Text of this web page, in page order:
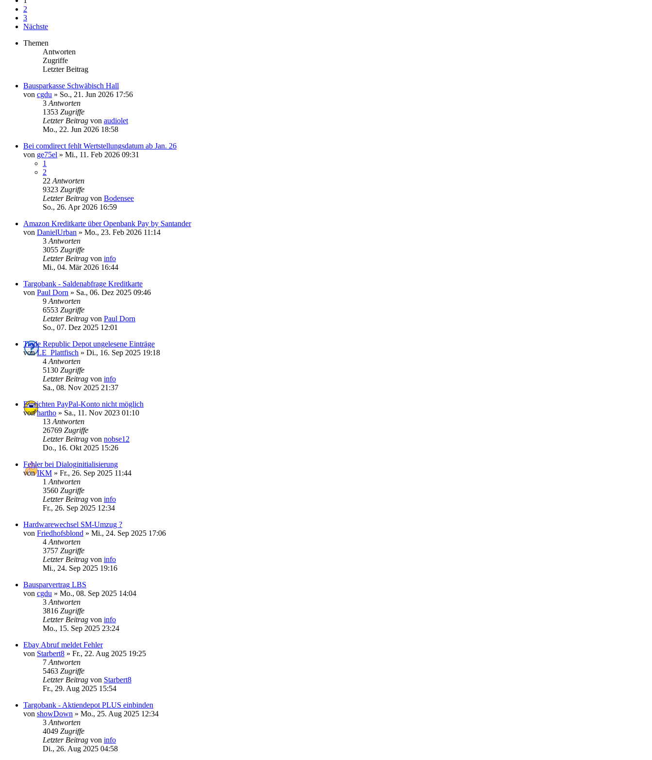
2
3
Nächste
Themen
Antworten
Zugriffe
Letzter Beitrag
Bausparkasse Schwäbisch Hall
von cgdu » So., 21. Jun 2026 17:56
3 Antworten
1353 Zugriffe
Letzter Beitrag von audiolet
Mo., 22. Jun 2026 18:58
Bei comdirect fehlt Wertstellungsdatum ab Jan. 26
von ge75el » Mi., 11. Feb 2026 09:31
1
2
22 Antworten
9323 Zugriffe
Letzter Beitrag von Bodensee
So., 26. Apr 2026 16:59
Amazon Kreditkarte über Openbank Pay by Santander
von DanielUrban » Mo., 23. Feb 2026 11:14
3 Antworten
3055 Zugriffe
Letzter Beitrag von info
Mi., 04. Mär 2026 16:44
Targobank - Saldenabfrage Kreditkarte
von Paul Dorn » Sa., 06. Dez 2025 09:46
9 Antworten
6553 Zugriffe
Letzter Beitrag von Paul Dorn
So., 07. Dez 2025 12:01
Trade Republic Depot ungelesene Einträge
vonLE_Plattfisch » Di., 16. Sep 2025 19:18
4 Antworten
5130 Zugriffe
Letzter Beitrag von info
Sa., 08. Nov 2025 21:37
Einrichten PayPal-Konto nicht möglich
vonhartho » Sa., 11. Nov 2023 01:10
13 Antworten
26769 Zugriffe
Letzter Beitrag von nobse12
Do., 16. Okt 2025 15:26
Fehler bei Dialoginitialisierung
vonIKM » Fr., 26. Sep 2025 11:44
1 Antworten
3560 Zugriffe
Letzter Beitrag von info
Fr., 26. Sep 2025 12:34
Hardwarewechsel SM-Umzug ?
von Friedhofsblond » Mi., 24. Sep 2025 17:06
4 Antworten
3757 Zugriffe
Letzter Beitrag von info
Mi., 24. Sep 2025 19:16
Bausparvertrag LBS
von cgdu » Mo., 08. Sep 2025 14:04
3 Antworten
3816 Zugriffe
Letzter Beitrag von info
Mo., 15. Sep 2025 23:24
Ebay Abruf meldet Fehler
von Starbert8 » Fr., 22. Aug 2025 19:25
7 Antworten
5463 Zugriffe
Letzter Beitrag von Starbert8
Fr., 29. Aug 2025 15:54
Targobank - Aktiendepot PLUS einbinden
von showDown » Mo., 25. Aug 2025 12:34
3 Antworten
4049 Zugriffe
Letzter Beitrag von info
Di., 26. Aug 2025 04:58